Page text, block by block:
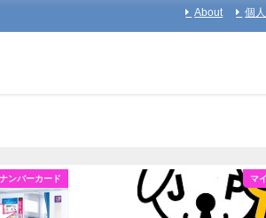
About 個
ンバーカード マ